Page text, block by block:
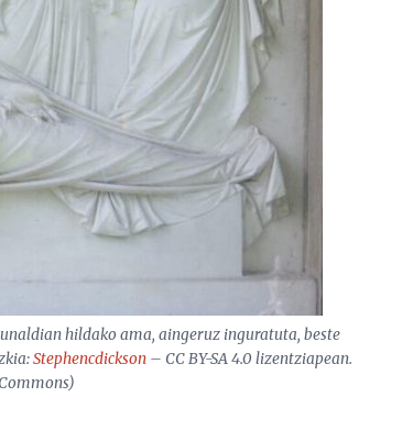
hildako ama, aingeruz inguratuta, beste
Stephencdickson – CC BY-SA 4.0 lizentziapean.